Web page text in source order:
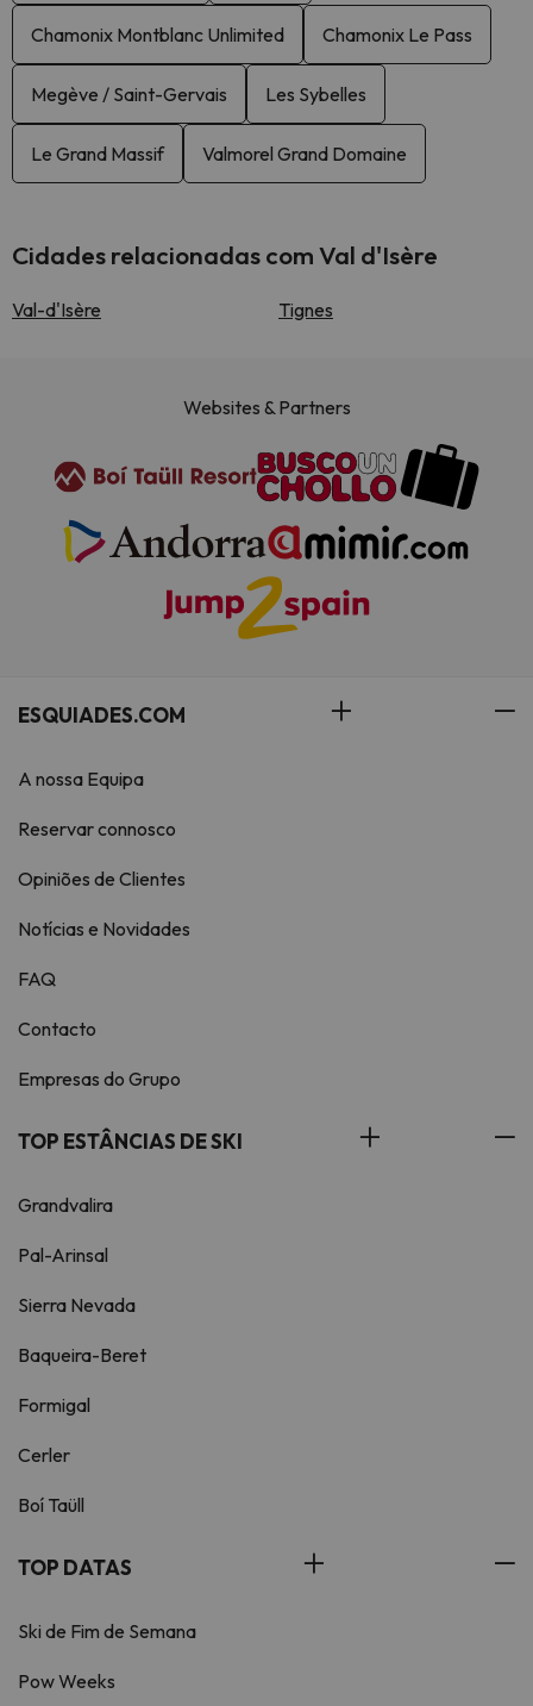
Chamonix Montblanc Unlimited Chamonix Le Pass
Megève / Saint-Gervais Les Sybelles
Le Grand Massif Valmorel Grand Domaine
Cidades relacionadas com Val d'Isère
Val-d'Isère Tignes
Websites & Partners
ESQUIADES.COM
A nossa Equipa
Reservar connosco
Opiniões de Clientes
Notícias e Novidades
FAQ
Contacto
Empresas do Grupo
TOP ESTÂNCIAS DE SKI
Grandvalira
Pal-Arinsal
Sierra Nevada
Baqueira-Beret
Formigal
Cerler
Boí Taüll
TOP DATAS
Ski de Fim de Semana
Pow Weeks